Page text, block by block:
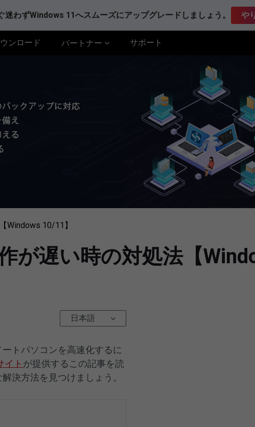
迷わずWindows 11へスムーズにアップグレードしましょう。 や
ンロード パートナー サポート
Windows 10/11】
が遅い時の対処法【
日本語
トパソコンを高速化するに
イト が提供するこの記事を読
決方法を見つけましょう。